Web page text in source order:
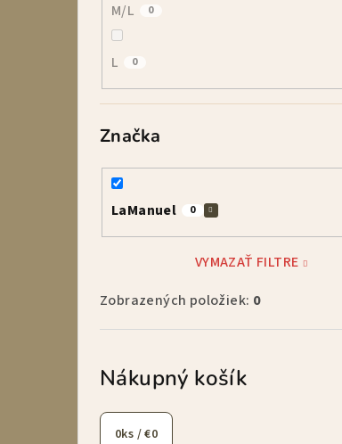
M/L 0
L 0
Značka
LaManuel 0
VYMAZAŤ FILTRE
Zobrazených položiek: 0
Nákupný košík
0ks /€0